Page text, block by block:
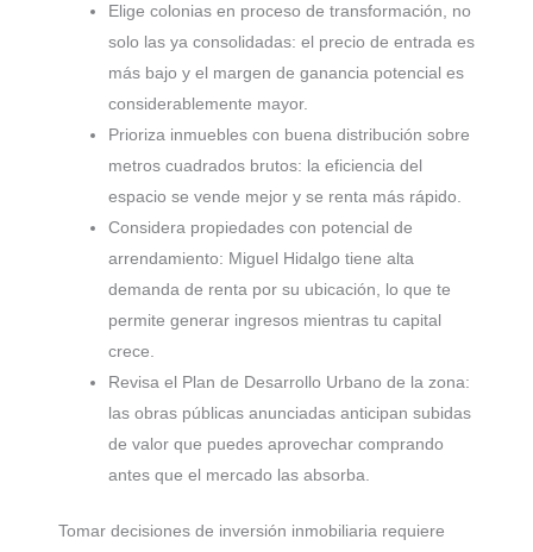
Elige colonias en proceso de transformación, no
solo las ya consolidadas: el precio de entrada es
más bajo y el margen de ganancia potencial es
considerablemente mayor.
Prioriza inmuebles con buena distribución sobre
metros cuadrados brutos: la eficiencia del
espacio se vende mejor y se renta más rápido.
Considera propiedades con potencial de
arrendamiento: Miguel Hidalgo tiene alta
demanda de renta por su ubicación, lo que te
permite generar ingresos mientras tu capital
crece.
Revisa el Plan de Desarrollo Urbano de la zona:
las obras públicas anunciadas anticipan subidas
de valor que puedes aprovechar comprando
antes que el mercado las absorba.
Tomar decisiones de inversión inmobiliaria requiere